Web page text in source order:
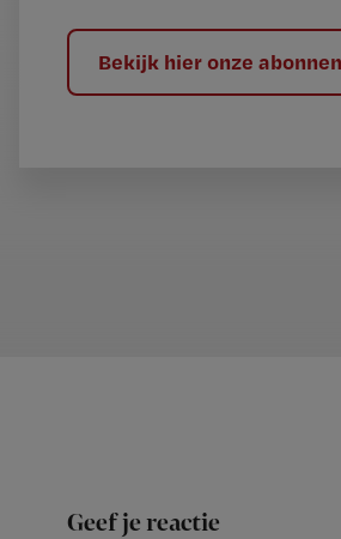
Bekijk hier onze
Geef je reactie